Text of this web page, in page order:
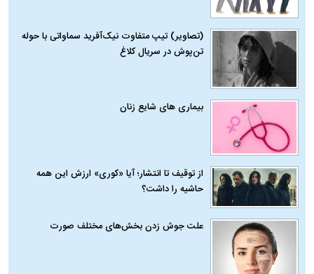
(تصاویر) تیپ متفاوت نیک‌آفرید سماواتی با حوله
تن‌پوش در سریال کلاغ
بیماری‌ های شایع زنان
از توقیف تا انتشار؛ آیا «کوری» ارزش این همه
حاشیه را داشت؟
علت جوش زدن بخش‌های مختلف صورت